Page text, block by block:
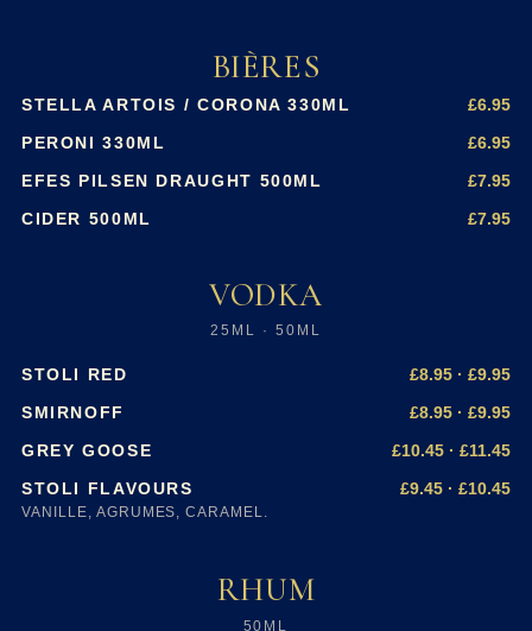
BIÈRES
STELLA ARTOIS / CORONA 330ML £6.95
PERONI 330ML £6.95
EFES PILSEN DRAUGHT 500ML £7.95
CIDER 500ML £7.95
VODKA
25ML · 50ML
STOLI RED £8.95 · £9.95
SMIRNOFF £8.95 · £9.95
GREY GOOSE £10.45 · £11.45
STOLI FLAVOURS £9.45 · £10.45
VANILLE, AGRUMES, CARAMEL.
RHUM
50ML